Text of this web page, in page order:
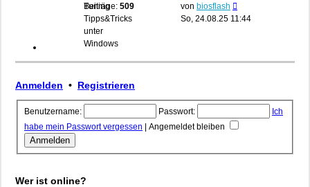
Tuning
Tipps&Tricks
unter
Windows
Beiträge: 509
von biosflash
Beitrag
So, 24.08.25 11:44
Anmelden • Registrieren
Benutzername: Passwort:
Ich
habe mein Passwort vergessen
Angemeldet bleiben
Wer ist online?